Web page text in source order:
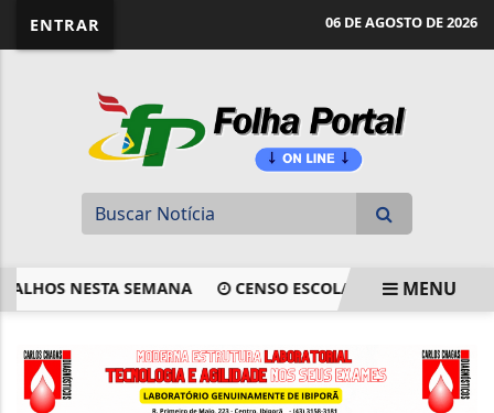
ENTRAR 06 DE AGOSTO DE 2026
NESTA SEMANA CENSO ESCOLAR 2026: COLETA DE
MENU